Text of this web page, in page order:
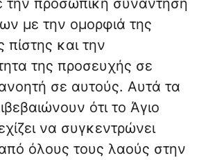
με την ομορφιά της
πίστης και την
της προσευχής σε
σε αυτούς. Αυτά τα
ότι το Άγιο
να συγκεντρώνει
όλους τους λαούς στην